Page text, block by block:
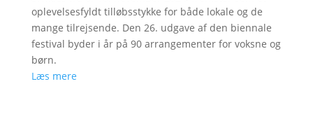
oplevelsesfyldt tilløbsstykke for både lokale og de
mange tilrejsende. Den 26. udgave af den biennale
festival byder i år på 90 arrangementer for voksne og
børn.
Læs mere